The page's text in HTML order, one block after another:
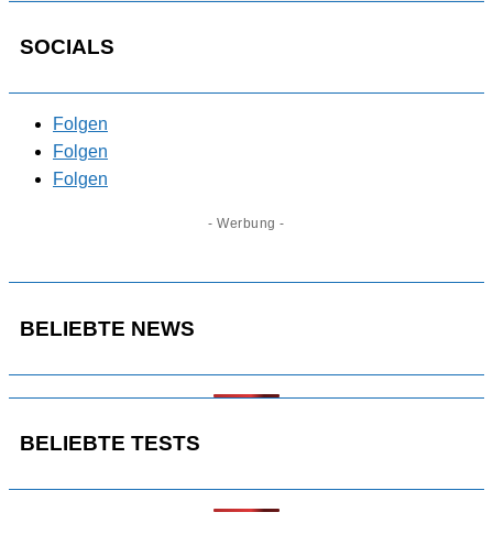
SOCIALS
Folgen
Folgen
Folgen
- Werbung -
BELIEBTE NEWS
BELIEBTE TESTS